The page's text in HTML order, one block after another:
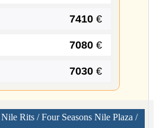
7410 €
7080 €
7030 €
Rits / Four Seasons Nile Plaza /